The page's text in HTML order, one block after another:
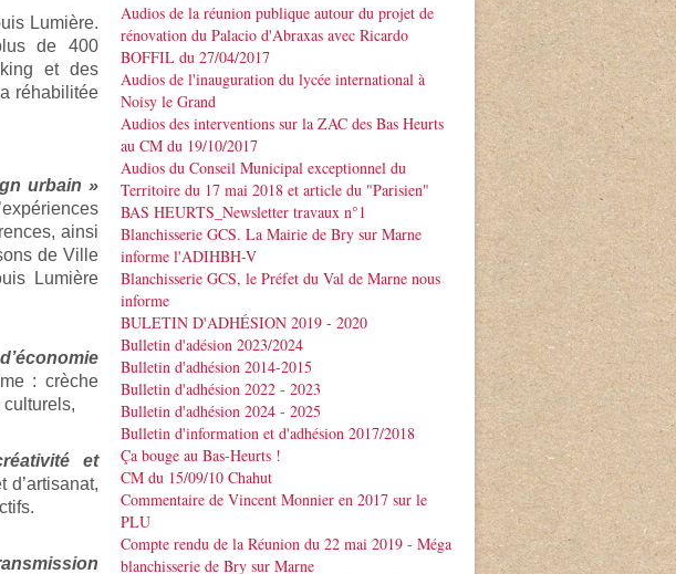
Lumière.
de 400
et des
réhabilitée
urbain »
ainsi
de Ville
Lumière
: crèche
et
d’artisanat,
Audios de la réunion publique autour du projet de
rénovation du Palacio d'Abraxas avec Ricardo
BOFFIL du 27/04/2017
Audios de l'inauguration du lycée international à
Noisy le Grand
Audios des interventions sur la ZAC des Bas Heurts
au CM du 19/10/2017
Audios du Conseil Municipal exceptionnel du
Territoire du 17 mai 2018 et article du "Parisien"
BAS HEURTS_Newsletter travaux n°1
Blanchisserie GCS. La Mairie de Bry sur Marne
informe l'ADIHBH-V
Blanchisserie GCS, le Préfet du Val de Marne nous
informe
BULETIN D'ADHÉSION 2019 - 2020
Bulletin d'adésion 2023/2024
Bulletin d'adhésion 2014-2015
Bulletin d'adhésion 2022 - 2023
Bulletin d'adhésion 2024 - 2025
Bulletin d'information et d'adhésion 2017/2018
Ça bouge au Bas-Heurts !
CM du 15/09/10 Chahut
Commentaire de Vincent Monnier en 2017 sur le
PLU
Compte rendu de la Réunion du 22 mai 2019 - Méga
blanchisserie de Bry sur Marne